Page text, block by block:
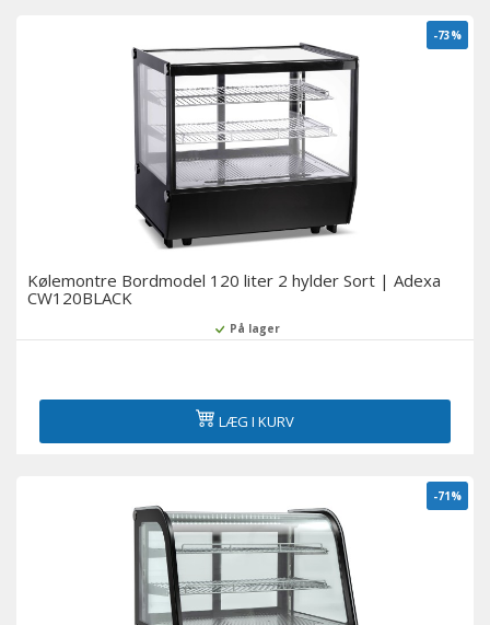
-73%
Kølemontre Bordmodel 120 liter 2 hylder Sort | Adexa
CW120BLACK
På lager
LÆG I KURV
-71%